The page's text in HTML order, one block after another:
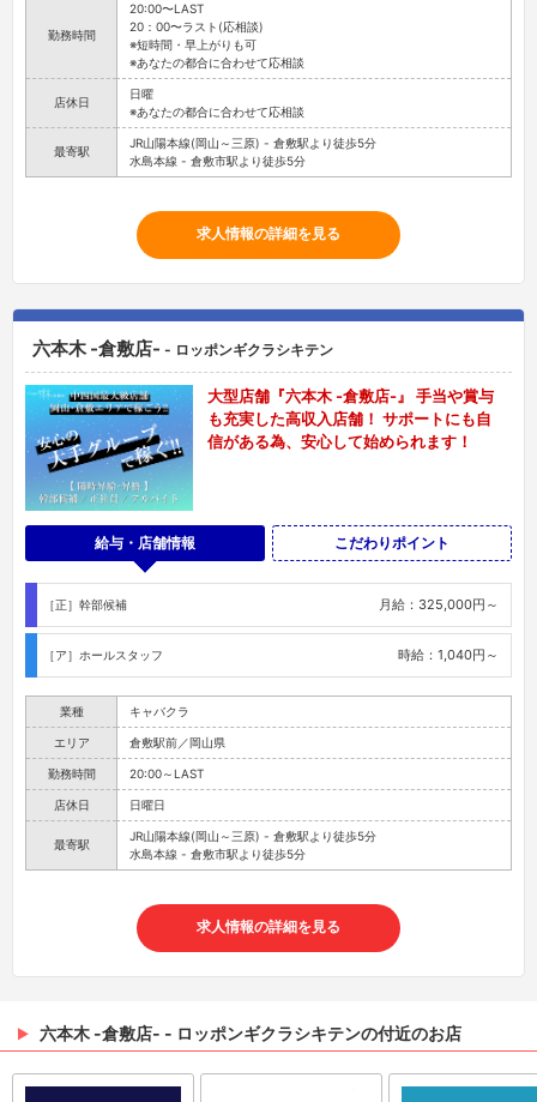
勤務時間
20:00〜LAST
20：00〜ラスト(応相談)
※短時間・早上がりも可
※あなたの都合に合わせて応相談
店休日
日曜
※あなたの都合に合わせて応相談
最寄駅
JR山陽本線(岡山～三原) - 倉敷駅より徒歩5分
水島本線 - 倉敷市駅より徒歩5分
求人情報の詳細を見る
六本木 -倉敷店- - ロッポンギクラシキテン
大型店舗『六本木 -倉敷店-』 手当や賞与
も充実した高収入店舗！ サポートにも自
信がある為、安心して始められます！
給与・店舗情報 こだわりポイント
［正］幹部候補 月給：325,000円～
［ア］ホールスタッフ 時給：1,040円～
業種 キャバクラ
エリア 倉敷駅前／岡山県
勤務時間 20:00～LAST
店休日 日曜日
最寄駅
JR山陽本線(岡山～三原) - 倉敷駅より徒歩5分
水島本線 - 倉敷市駅より徒歩5分
求人情報の詳細を見る
六本木 -倉敷店- - ロッポンギクラシキテンの付近のお店